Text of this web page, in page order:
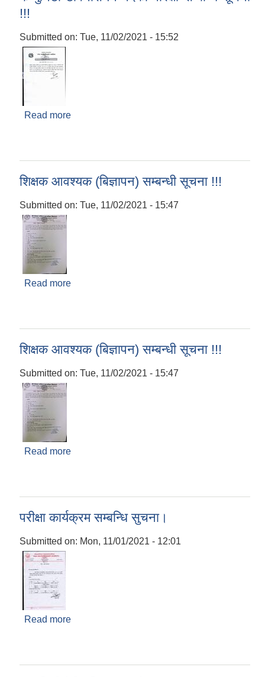
!!!
Submitted on: Tue, 11/02/2021 - 15:52
Read more
शिक्षक आवश्यक (बिज्ञापन) सम्बन्धी सूचना !!!
Submitted on: Tue, 11/02/2021 - 15:47
Read more
शिक्षक आवश्यक (बिज्ञापन) सम्बन्धी सूचना !!!
Submitted on: Tue, 11/02/2021 - 15:47
Read more
परीक्षा कार्यक्रम सम्बन्धि सुचना।
Submitted on: Mon, 11/01/2021 - 12:01
Read more